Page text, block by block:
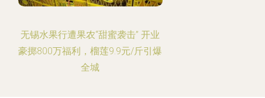
无锡水果行遭果农“甜蜜袭击” 开业
豪掷800万福利，榴莲9.9元/斤引爆
全城